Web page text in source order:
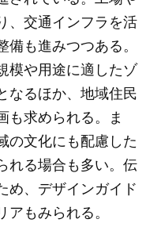
、交通インフラを活
も進みつつある。
模や用途に適したゾ
なるほか、地域住民
も求められる。ま
の文化にも配慮した
れる場合も多い。伝
め、デザインガイド
もみられる。